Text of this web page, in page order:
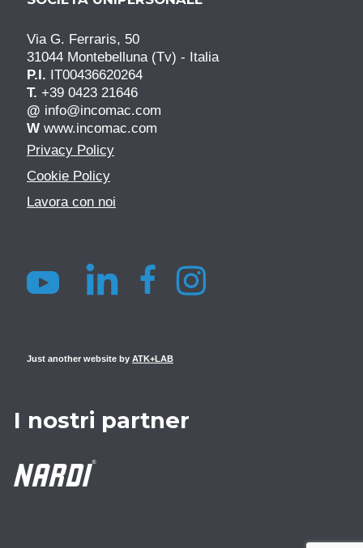
Via G. Ferraris, 50
31044 Montebelluna (Tv) - Italia
P.I.
IT00436620264
T. +39 0423 21646
@ info@incomac.com
W www.incomac.com
Privacy Policy
Cookie Policy
Lavora con noi
Just another website by ATK+LAB
I nostri partner